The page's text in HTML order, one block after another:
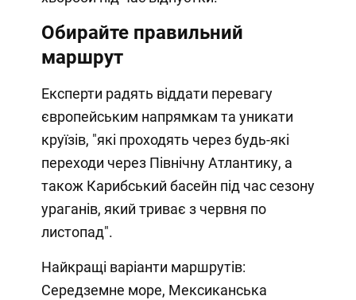
Обирайте правильний
маршрут
Експерти радять віддати перевагу
європейським напрямкам та уникати
круїзів, "які проходять через будь-які
переходи через Північну Атлантику, а
також Карибський басейн під час сезону
ураганів, який триває з червня по
листопад".
Найкращі варіанти маршрутів:
Середземне море, Мексиканська